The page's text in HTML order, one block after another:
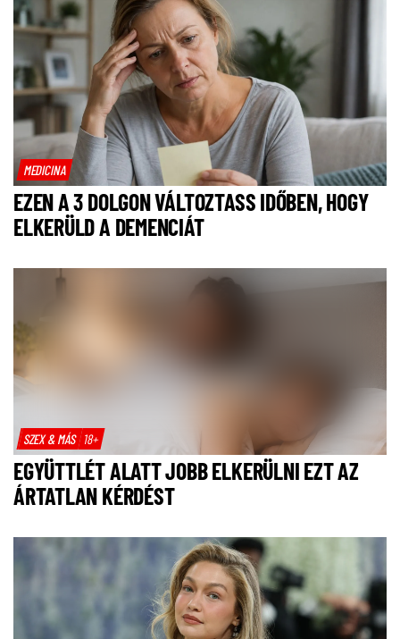
MEDICINA
EZEN A 3 DOLGON VÁLTOZTASS IDŐBEN, HOGY
ELKERÜLD A DEMENCIÁT
SZEX & MÁS 18+
EGYÜTTLÉT ALATT JOBB ELKERÜLNI EZT AZ
ÁRTATLAN KÉRDÉST